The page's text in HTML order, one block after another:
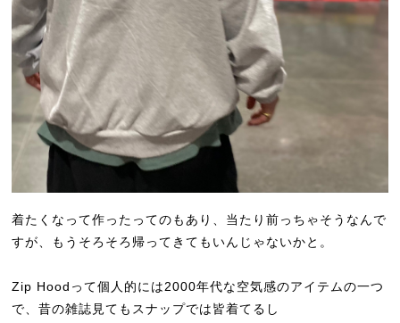
着たくなって作ったってのもあり、当たり前っちゃそうなんで
すが、もうそろそろ帰ってきてもいんじゃないかと。
Zip Hoodって個人的には2000年代な空気感のアイテムの一つ
で、昔の雑誌見てもスナップでは皆着てるし